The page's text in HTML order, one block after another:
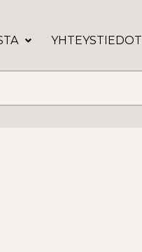
YHTEYSTIEDOT